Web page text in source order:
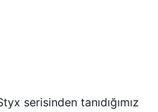
serisinden tanıdığımız